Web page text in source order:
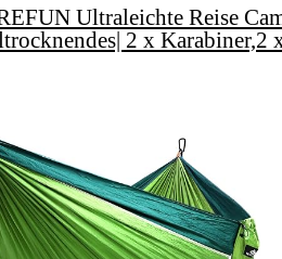
Ultraleichte Reise
2 x